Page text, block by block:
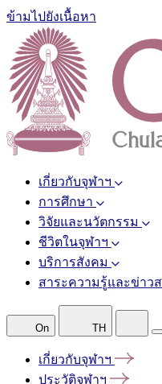
ข้ามไปยังเนื้อหา
เกี่ยวกับจุฬาฯ
การศึกษา
วิจัยและนวัตกรรม
ชีวิตในจุฬาฯ
บริการสังคม
สาระความรู้และข่าว
On TH
เกี่ยวกับจุฬาฯ
ประวัติจุฬาฯ